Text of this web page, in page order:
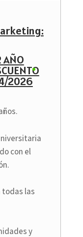
AÑO
2026
con el
todas las
y